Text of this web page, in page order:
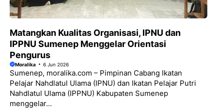
Matangkan Kualitas Organisasi, IPNU dan
IPPNU Sumenep Menggelar Orientasi
Pengurus
Moralika 6 Jun 2026
Sumenep, moralika.com – Pimpinan Cabang Ikatan
Pelajar Nahdlatul Ulama (IPNU) dan Ikatan Pelajar Putri
Nahdlatul Ulama (IPPNU) Kabupaten Sumenep
menggelar...